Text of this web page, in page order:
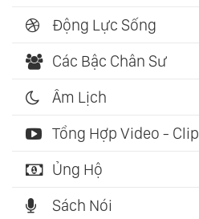
Động Lực Sống
Các Bậc Chân Sư
Âm Lịch
Tổng Hợp Video - Clip
Ủng Hộ
Sách Nói